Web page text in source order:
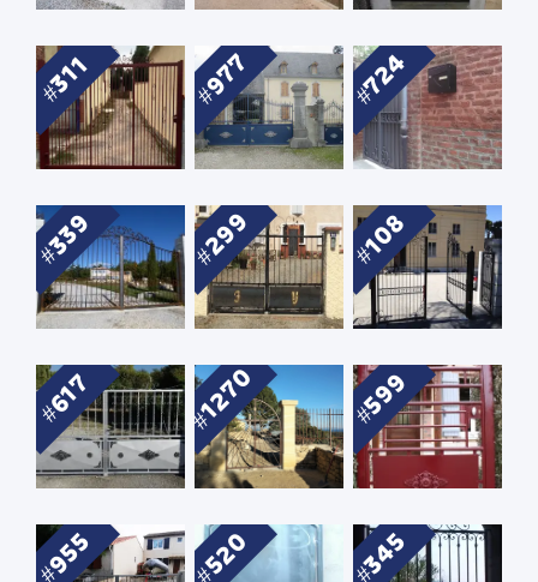
311 977 724
339 299 108
617 1270 599
955 520 345